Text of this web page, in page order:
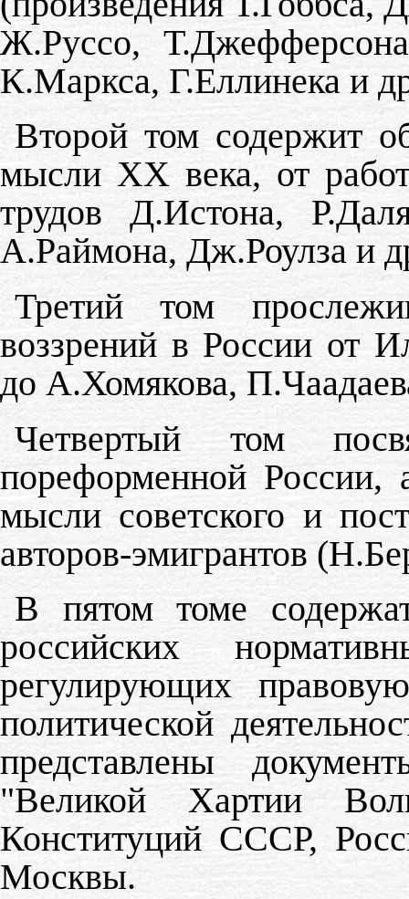
Ж.Руссо,
К.Маркса, Г.Еллинека и
Второй том содержит
мысли ХХ века, от
трудов Д.Истона,
А.Раймона, Дж.Роулза и
Третий том
воззрений в России от
до А.Хомякова,
Четвертый том
пореформенной России,
мысли советского и
авторов-эмигрантов
В пятом томе
российских
регулирующих
политической
представлены
"Великой Хартии
Конституций СССР,
Москвы.